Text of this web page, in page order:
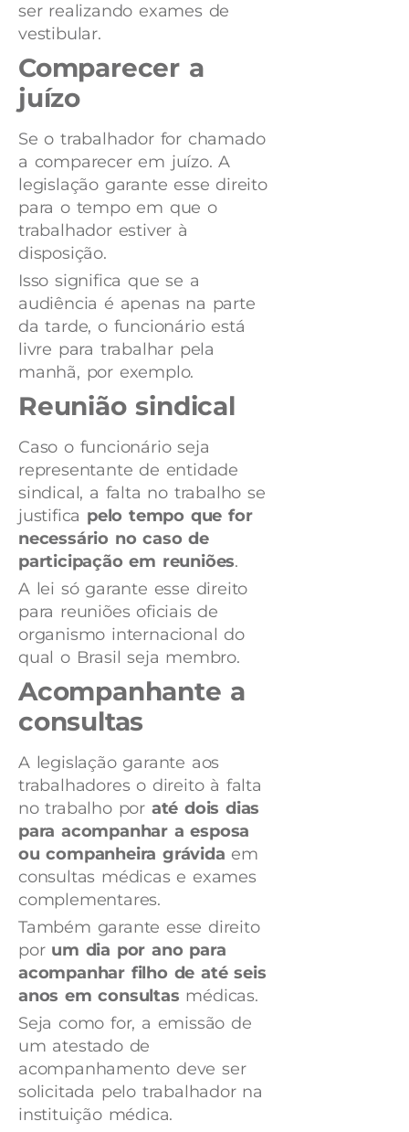
ser realizando exames de
vestibular.
Comparecer a
juízo
Se o trabalhador for chamado
a comparecer em juízo. A
legislação garante esse direito
para o tempo em que o
trabalhador estiver à
disposição.
Isso significa que se a
audiência é apenas na parte
da tarde, o funcionário está
livre para trabalhar pela
manhã, por exemplo.
Reunião sindical
Caso o funcionário seja
representante de entidade
sindical, a falta no trabalho se
justifica pelo tempo que for
necessário no caso de
participação em reuniões.
A lei só garante esse direito
para reuniões oficiais de
organismo internacional do
qual o Brasil seja membro.
Acompanhante a
consultas
A legislação garante aos
trabalhadores o direito à falta
no trabalho por até dois dias
para acompanhar a esposa
ou companheira grávida em
consultas médicas e exames
complementares.
Também garante esse direito
por um dia por ano para
acompanhar filho de até seis
anos em consultas médicas.
Seja como for, a emissão de
um atestado de
acompanhamento deve ser
solicitada pelo trabalhador na
instituição médica.